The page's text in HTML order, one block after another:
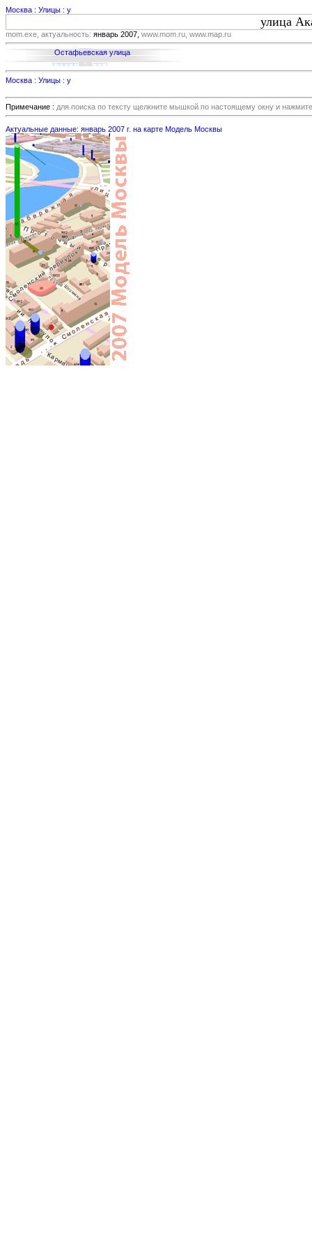
Москва : Улицы : у
улица
mom.exe, актуальность: январь 2007, www.mom.ru, www.map.ru
Остафьевская улица
Москва : Улицы : у
Примечание : для поиска по тексту щелкните мышкой по настоящему окну и
Актуальные данные: январь 2007 г. на карте Модель Москвы